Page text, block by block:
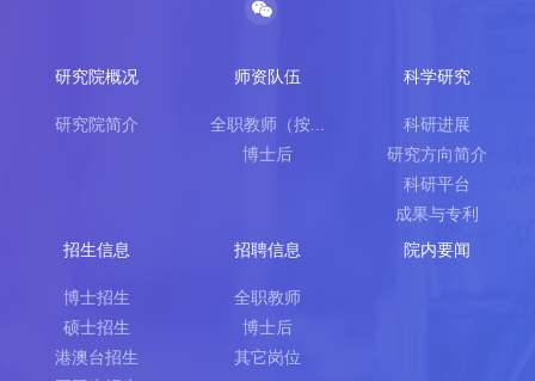
研究院概况
研究院简介
师资队伍
全职教师（按...
博士后
科学研究
科研进展
研究方向简介
科研平台
成果与专利
招生信息
博士招生
硕士招生
港澳台招生
招聘信息
全职教师
博士后
其它岗位
院内要闻